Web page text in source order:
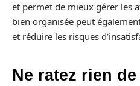
et permet de mieux gérer les
bien organisée peut
et réduire les risques
Ne ratez rien